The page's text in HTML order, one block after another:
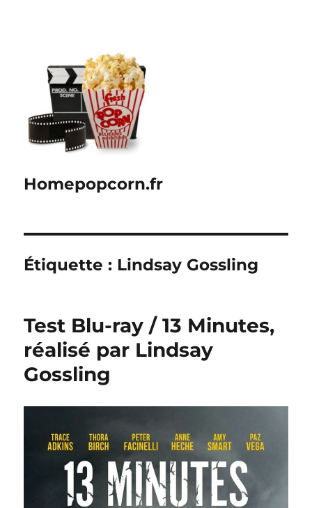
Homepopcorn.fr
Étiquette : Lindsay Gossling
Test Blu-ray / 13 Minutes,
réalisé par Lindsay
Gossling